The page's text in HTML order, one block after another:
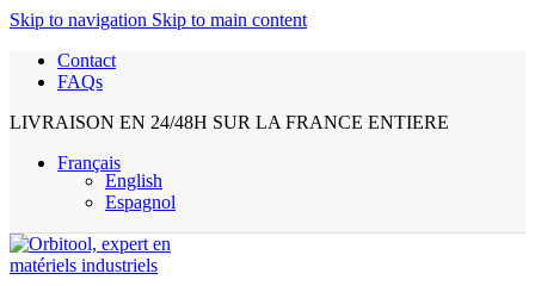
Skip to navigation Skip to main content
Contact
FAQs
LIVRAISON EN 24/48H SUR LA FRANCE ENTIERE
Français
English
Espagnol